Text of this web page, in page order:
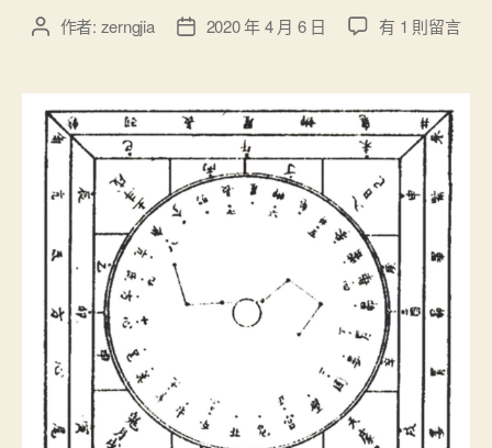
文
者
作者: zerngjia
文
佈
日
2020 年 4 月 6 日
在
陽
略
記
中
有 1 則留言